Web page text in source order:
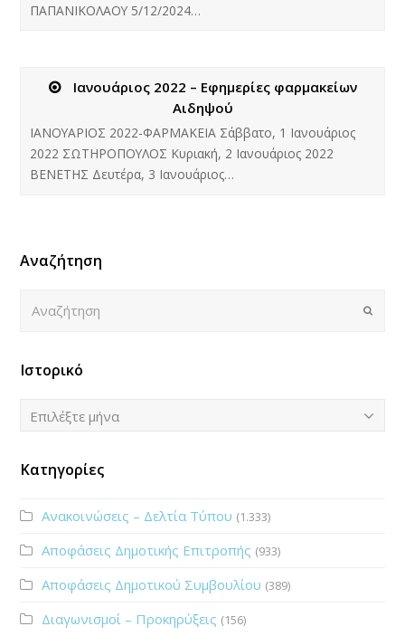
ΠΑΠΑΝΙΚΟΛΑΟΥ 5/12/2024…
Ιανουάριος 2022 – Εφημερίες φαρμακείων
Αιδηψού
ΙΑΝΟΥΑΡΙΟΣ 2022-ΦΑΡΜΑΚΕΙΑ Σάββατο, 1 Ιανουάριος
2022 ΣΩΤΗΡΟΠΟΥΛΟΣ Κυριακή, 2 Ιανουάριος 2022
ΒΕΝΕΤΗΣ Δευτέρα, 3 Ιανουάριος…
Αναζήτηση
Submit
Ιστορικό
Ιστορικό
Επιλέξτε μήνα
Κατηγορίες
Ανακοινώσεις – Δελτία Τύπου (1.333)
Αποφάσεις Δημοτικής Επιτροπής (933)
Αποφάσεις Δημοτικού Συμβουλίου (389)
Διαγωνισμοί – Προκηρύξεις (156)